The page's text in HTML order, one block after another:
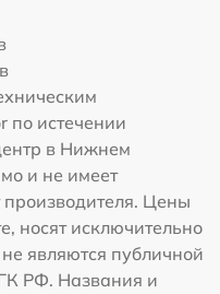
по истечении
в Нижнем
и не имеет
Цены
носят исключительно
являются публичной
РФ. Названия и